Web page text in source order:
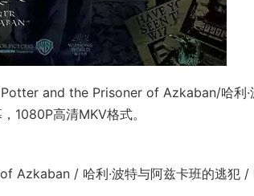
and the Prisoner of Azkaban/哈利·
1080P高清MKV格式。
Azkaban / 哈利·波特与阿兹卡班的逃犯 /